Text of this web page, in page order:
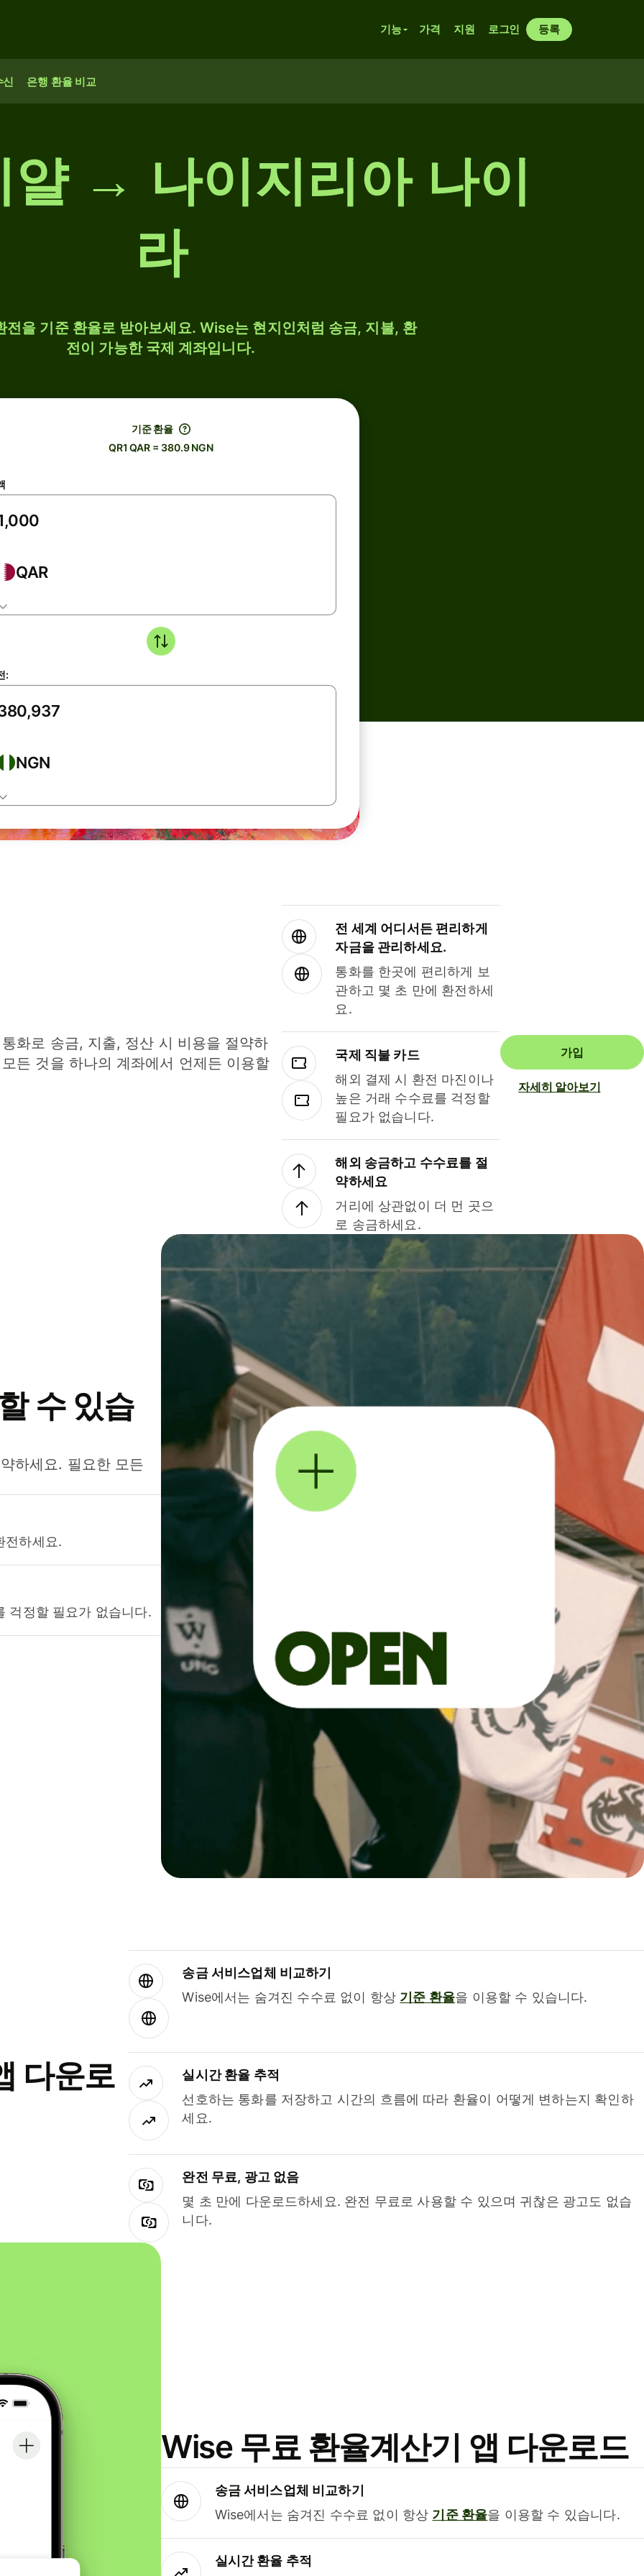
기능 가격 지원 로그인 등록
신 은행 환율 비교
얄 → 나이지리아 나이
라
을 기준 환율로 받아보세요. Wise는 현지인처럼 송금, 지불, 환
전이 가능한 국제 계좌입니다.
기준 환율
QR1 QAR = 380.9 NGN
QAR
:
NGN
화로 송금, 지출, 정산 시 비용을 절약하
든 것을 하나의 계좌에서 언제든 이용할
전 세계 어디서든 편리하게
자금을 관리하세요.
통화를 한곳에 편리하게 보
관하고 몇 초 만에 환전하세
요.
국제 직불 카드
해외 결제 시 환전 마진이나
높은 거래 수수료를 걱정할
필요가 없습니다.
해외 송금하고 수수료를 절
약하세요
거리에 상관없이 더 먼 곳으
로 송금하세요.
가입
자세히 알아보기
수 있습
하세요. 필요한 모든
전하세요.
걱정할 필요가 없습니다.
다운로
송금 서비스업체 비교하기
Wise에서는 숨겨진 수수료 없이 항상 기준 환율을 이용할 수 있습니다.
실시간 환율 추적
선호하는 통화를 저장하고 시간의 흐름에 따라 환율이 어떻게 변하는지 확인하
세요.
완전 무료, 광고 없음
몇 초 만에 다운로드하세요. 완전 무료로 사용할 수 있으며 귀찮은 광고도 없습
니다.
Wise 무료 환율계산기 앱 다운로드
송금 서비스업체 비교하기
Wise에서는 숨겨진 수수료 없이 항상 기준 환율을 이용할 수 있습니다.
실시간 환율 추적